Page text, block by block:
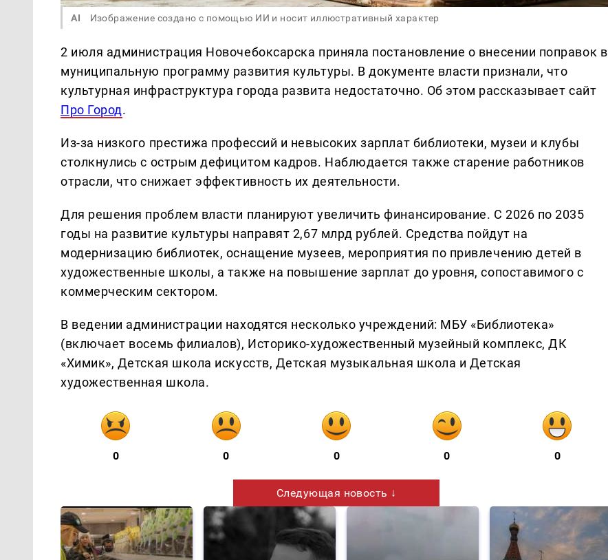
AI Изображение создано с помощью ИИ и носит иллюстративный характер
2 июля администрация Новочебоксарска приняла постановление о внесении поправок в
муниципальную программу развития культуры. В документе власти признали, что
культурная инфраструктура города развита недостаточно. Об этом рассказывает сайт
Про Город.
Из-за низкого престижа профессий и невысоких зарплат библиотеки, музеи и клубы
столкнулись с острым дефицитом кадров. Наблюдается также старение работников
отрасли, что снижает эффективность их деятельности.
Для решения проблем власти планируют увеличить финансирование. С 2026 по 2035
годы на развитие культуры направят 2,67 млрд рублей. Средства пойдут на
модернизацию библиотек, оснащение музеев, мероприятия по привлечению детей в
художественные школы, а также на повышение зарплат до уровня, сопоставимого с
коммерческим сектором.
В ведении администрации находятся несколько учреждений: МБУ «Библиотека»
(включает восемь филиалов), Историко-художественный музейный комплекс, ДК
«Химик», Детская школа искусств, Детская музыкальная школа и Детская
художественная школа.
0 0 0 0 0
Следующая новость ↓